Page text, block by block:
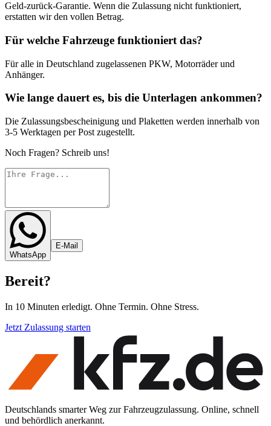
Geld-zurück-Garantie. Wenn die Zulassung nicht funktioniert,
erstatten wir den vollen Betrag.
Für welche Fahrzeuge funktioniert das?
Für alle in Deutschland zugelassenen PKW, Motorräder und
Anhänger.
Wie lange dauert es, bis die Unterlagen ankommen?
Die Zulassungsbescheinigung und Plaketten werden innerhalb von
3-5 Werktagen per Post zugestellt.
Noch Fragen? Schreib uns!
WhatsApp
E-Mail
Bereit?
In 10 Minuten erledigt. Ohne Termin. Ohne Stress.
Jetzt Zulassung starten
Deutschlands smarter Weg zur Fahrzeugzulassung. Online, schnell
und behördlich anerkannt.